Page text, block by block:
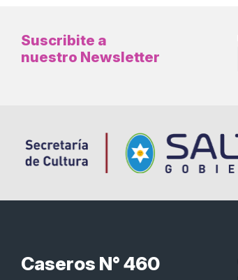
Suscribite a
nuestro Newsletter
Caseros N° 460